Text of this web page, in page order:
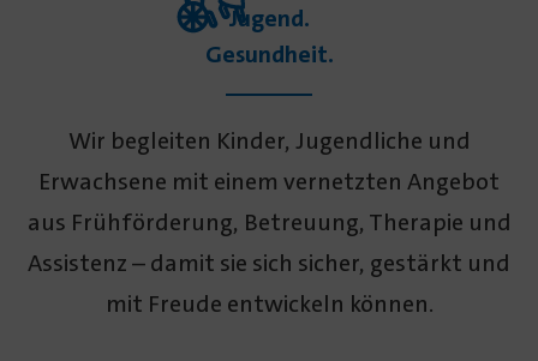
Jugend.
Gesundheit.
Wir begleiten Kinder, Jugend­liche und
Erwachsene mit einem vernetzten Angebot
aus Früh­förderung, Betreuung, Therapie und
Assistenz – damit sie sich sicher, gestärkt und
mit Freude entwickeln können.